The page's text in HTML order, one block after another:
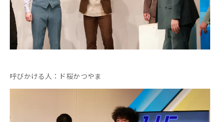
呼びかける人：ド桜かつやま